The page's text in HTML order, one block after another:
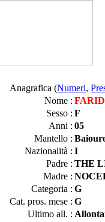
Anagrafica (Numeri,
Nome :
Sesso : F
Anni : 05
Mantello :
Nazionalità : I
Padre : THE
Madre :
Categoria : G
Cat. pros. mese : G
Ultimo all. :